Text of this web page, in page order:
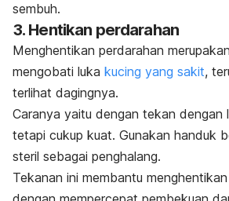
sembuh.
3. Hentikan perdarahan
Menghentikan perdarahan
mengobati luka kucing yang sakit,
terlihat dagingnya.
Caranya yaitu dengan tekan dengan
tetapi cukup kuat. Gunakan handuk
steril sebagai penghalang.
Tekanan ini membantu